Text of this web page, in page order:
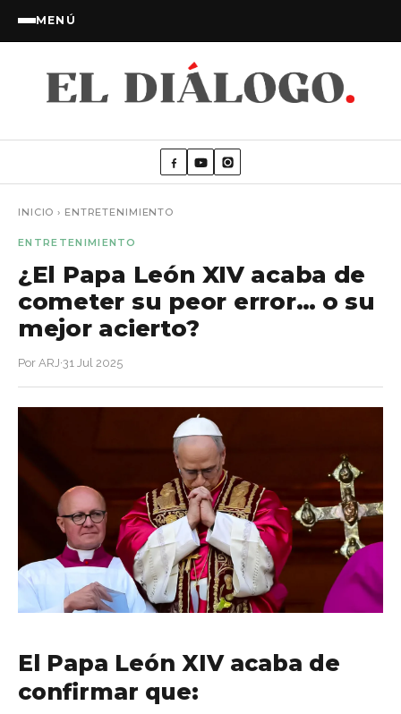
MENÚ
INICIO › ENTRETENIMIENTO
ENTRETENIMIENTO
¿El Papa León XIV acaba de
cometer su peor error… o su
mejor acierto?
Por ARJ·31 Jul 2025
El Papa León XIV acaba de
confirmar que: